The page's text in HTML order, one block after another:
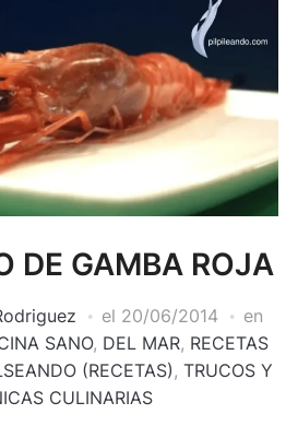
DE GAMBA ROJA
el 20/06/2014
en
SANO, DEL MAR, RECETAS
(RECETAS) , TRUCOS Y
CULINARIAS